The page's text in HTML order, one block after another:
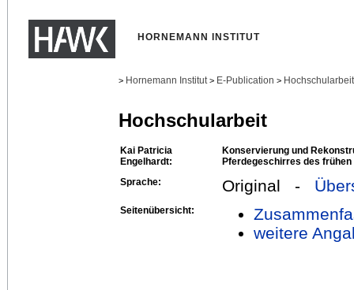
HORNEMANN INSTITUT
> Hornemann Institut > E-Publication >
Hochschularbeit
Kai Patricia
Engelhardt:
Konservierung und
Pferdegeschirres des
Sprache:
Original -
Seitenübersicht:
weitere